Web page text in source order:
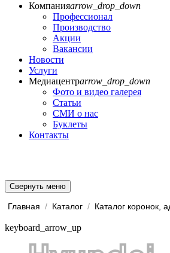
Компанияarrow_drop_down
Профессионал
Производство
Акции
Вакансии
Новости
Услуги
Медиацентрarrow_drop_down
Фото и видео галерея
Статьи
СМИ о нас
Буклеты
Контакты
Свернуть меню
Главная / Каталог / Каталог коронок,
keyboard_arrow_up